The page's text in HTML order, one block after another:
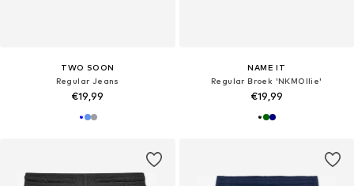
TWO SOON
Regular Jeans
€19,99
NAME IT
Regular Broek 'NKMOllie'
€19,99